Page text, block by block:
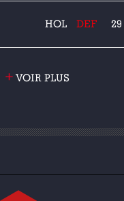
HOL DEF 29
+VOIR PLUS